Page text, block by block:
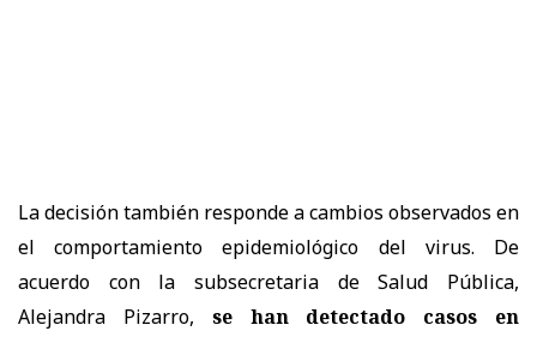
La decisión también responde a cambios observados en
el comportamiento epidemiológico del virus. De
acuerdo con la subsecretaria de Salud Pública,
Alejandra Pizarro, se han detectado casos en